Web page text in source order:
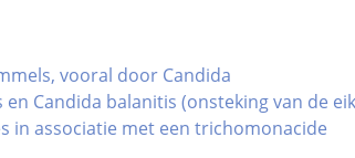
vooral door Candida
Candida balanitis (onsteking van de
in associatie met een trichomonacide